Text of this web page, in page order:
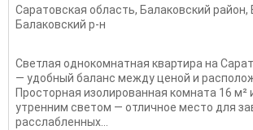
Саратовская область, Балаковский район,
Балаковский р-н
Светлая однокомнатная квартира на
— удобный баланс между ценой и
Просторная изолированная комната 16 м²
утренним светом — отличное место для
расслабленных...